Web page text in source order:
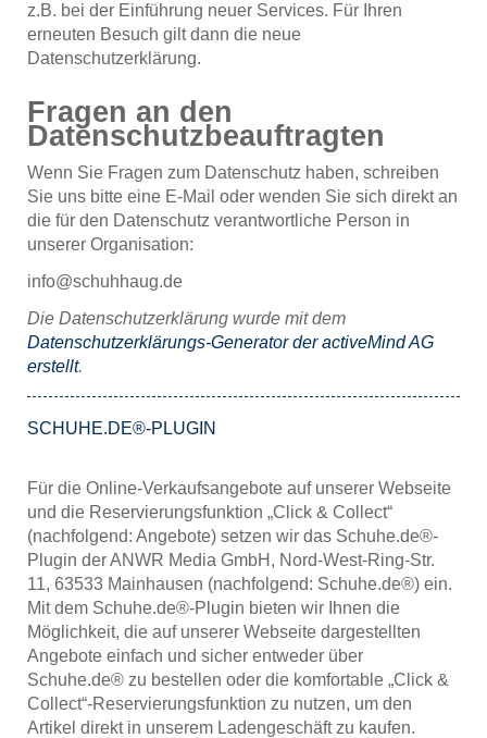
z.B. bei der Einführung neuer Services. Für Ihren
erneuten Besuch gilt dann die neue
Datenschutzerklärung.
Fragen an den
Datenschutzbeauftragten
Wenn Sie Fragen zum Datenschutz haben, schreiben
Sie uns bitte eine E-Mail oder wenden Sie sich direkt an
die für den Datenschutz verantwortliche Person in
unserer Organisation:
info@schuhhaug.de
Die Datenschutzerklärung wurde mit dem
Datenschutzerklärungs-Generator der activeMind AG
erstellt.
SCHUHE.DE®-PLUGIN
Für die Online-Verkaufsangebote auf unserer Webseite
und die Reservierungsfunktion „Click & Collect“
(nachfolgend: Angebote) setzen wir das Schuhe.de®-
Plugin der ANWR Media GmbH, Nord-West-Ring-Str.
11, 63533 Mainhausen (nachfolgend: Schuhe.de®) ein.
Mit dem Schuhe.de®-Plugin bieten wir Ihnen die
Möglichkeit, die auf unserer Webseite dargestellten
Angebote einfach und sicher entweder über
Schuhe.de® zu bestellen oder die komfortable „Click &
Collect“-Reservierungsfunktion zu nutzen, um den
Artikel direkt in unserem Ladengeschäft zu kaufen.